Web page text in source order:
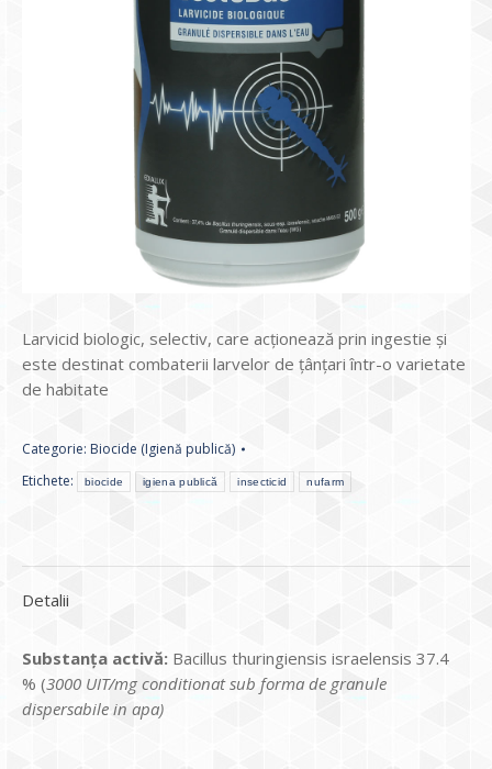
Larvicid biologic, selectiv, care acționează prin ingestie și
este destinat combaterii larvelor de țânțari într-o varietate
de habitate
Categorie: Biocide (Igienă publică)
Etichete:
biocide igiena publică insecticid nufarm
Detalii
Substanța activă: Bacillus thuringiensis israelensis 37.4
% (3000 UIT/mg conditionat sub forma de granule
dispersabile in apa)